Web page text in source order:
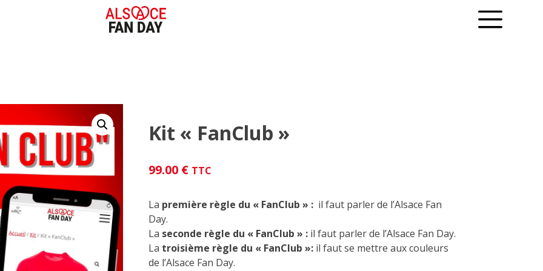
Kit « FanClub »
99.00 € TTC
La première règle du « FanClub » : il faut parler de l’Alsace Fan
Day.
La seconde règle du « FanClub » : il faut parler de l’Alsace Fan Day.
La troisième règle du « FanClub »: il faut se mettre aux couleurs
de l’Alsace Fan Day.